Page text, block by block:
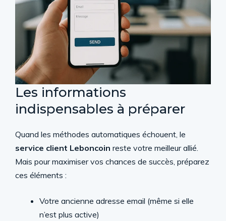
Les informations
indispensables à préparer
Quand les méthodes automatiques échouent, le
service client Leboncoin reste votre meilleur allié.
Mais pour maximiser vos chances de succès, préparez
ces éléments :
Votre ancienne adresse email (même si elle
n’est plus active)